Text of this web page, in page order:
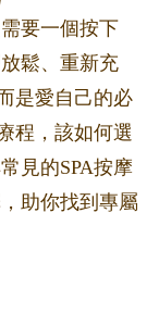
要一個按下
鬆、重新充
是愛自己的必
程，該如何選
見的SPA按摩
助你找到專屬